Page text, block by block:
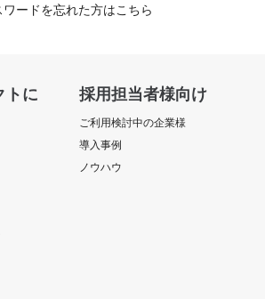
ワードを忘れた方はこちら
トに
採用担当者様向け
ご利用検討中の企業様
導入事例
ノウハウ